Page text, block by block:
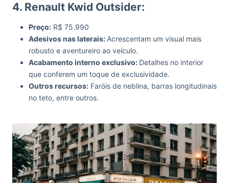
4. Renault Kwid Outsider:
Preço: R$ 75.990
Adesivos nas laterais: Acrescentam um visual mais
robusto e aventureiro ao veículo.
Acabamento interno exclusivo: Detalhes no interior
que conferem um toque de exclusividade.
Outros recursos: Faróis de neblina, barras longitudinais
no teto, entre outros.